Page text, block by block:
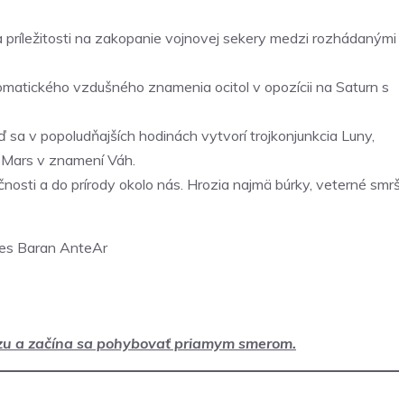
na zakopanie vojnovej sekery medzi rozhádanými
vzdušného znamenia ocitol v opozícii na Saturn s
v popoludňajších hodinách vytvorí trojkonjunkcia Luny,
v znamení Váh.
a do prírody okolo nás. Hrozia najmä búrky, veterné
a začína sa pohybovať priamym smerom.